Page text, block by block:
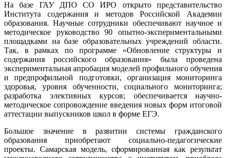
На базе ГАУ ДПО СО ИРО открыто представительство
Института содержания и методов Российской Академии
образования. Научные сотрудники обеспечивают научное и
методическое руководство 90 опытно-экспериментальными
площадками на базе образовательных учреждений области.
Так, в рамках по программе «Обновление структуры и
содержания российского образования» была проведена
экспериментальная апробация моделей профильного обучения
и предпрофильной подготовки, организация мониторинга
здоровья, уровня обученности, социального мониторинга;
разработка элективных курсов; обеспечивается научно-
методическое сопровождение введения новых форм итоговой
аттестации выпускников школ в форме ЕГЭ.
Большое значение в развитии системы гражданского
образования приобретают социально-педагогические
проекты. Самарская модель, сформированная как результат